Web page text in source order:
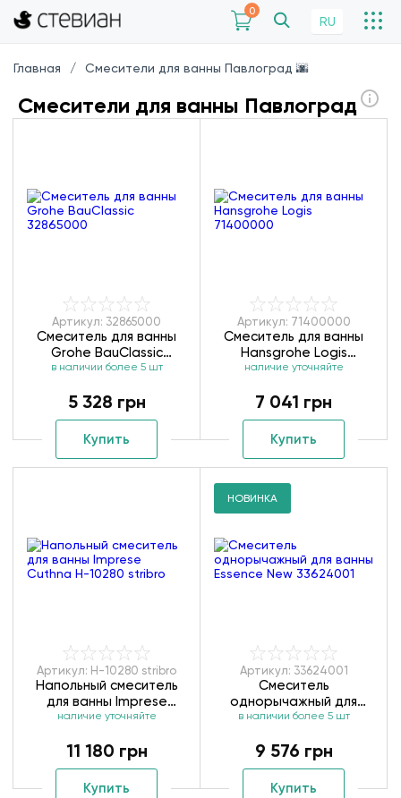
0
RU
Главная Смесители для ванны Павлоград 🌆
Смесители для ванны Павлоград
Артикул: 32865000
Смеситель для ванны
Grohe BauClassic
32865000
в наличии более 5 шт
5 328 грн
Купить
Артикул: 71400000
Смеситель для ванны
Hansgrohe Logis
71400000
наличие уточняйте
7 041 грн
Купить
Артикул: H-10280 stribro
Напольный смеситель
для ванны Imprese
Cuthna H-10280 stribro
наличие уточняйте
11 180 грн
Купить
НОВИНКА
Артикул: 33624001
Смеситель
однорычажный для
ванны Essence New
в наличии более 5 шт
9 576 грн
Купить